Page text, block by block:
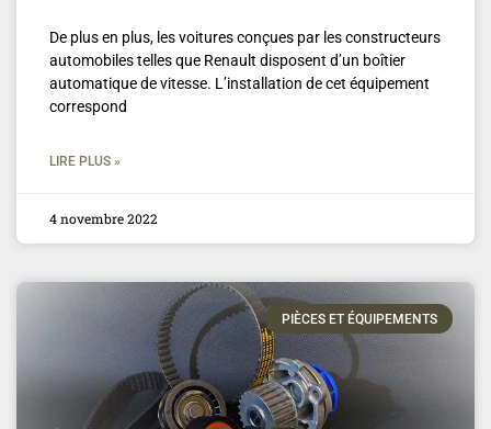
De plus en plus, les voitures conçues par les constructeurs
automobiles telles que Renault disposent d’un boîtier
automatique de vitesse. L’installation de cet équipement
correspond
LIRE PLUS »
4 novembre 2022
PIÈCES ET ÉQUIPEMENTS